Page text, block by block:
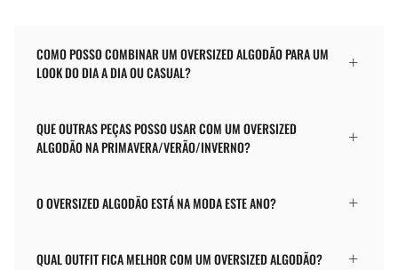
COMO POSSO COMBINAR UM OVERSIZED ALGODÃO PARA UM
LOOK DO DIA A DIA OU CASUAL?
QUE OUTRAS PEÇAS POSSO USAR COM UM OVERSIZED
ALGODÃO NA PRIMAVERA/VERÃO/INVERNO?
O OVERSIZED ALGODÃO ESTÁ NA MODA ESTE ANO?
QUAL OUTFIT FICA MELHOR COM UM OVERSIZED ALGODÃO?